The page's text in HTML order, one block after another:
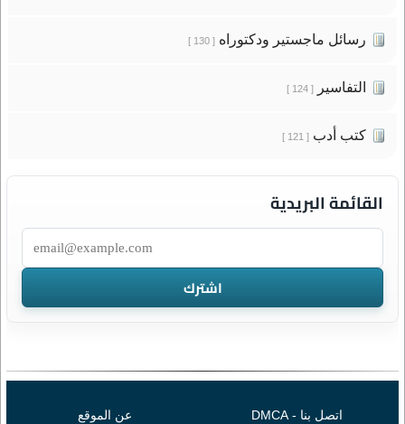
رسائل ماجستير ودكتوراه[ 130 ]
التفاسير[ 124 ]
كتب أدب[ 121 ]
القائمة البريدية
اتصل بنا - DMCA عن الموقع